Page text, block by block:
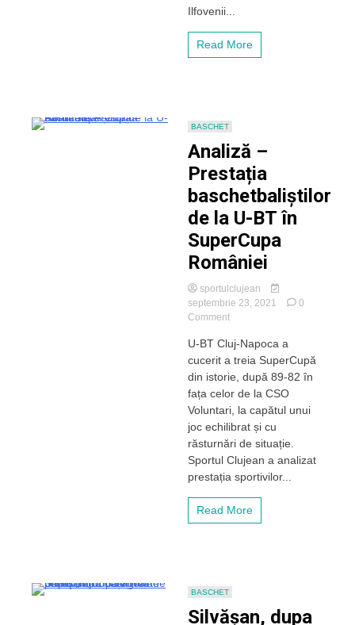
Meciul
cu
deținătoarea
Cupei
Ilfovenii...
Read More
BASCHET
Analiză –
Prestația
baschetbaliștilor
de la U-BT în
SuperCupa
României
sportulclujean
septembrie 23, 2021
0
Commenton
–
Prestația
baschetbaliștilor
U-
BT
în
SuperCupa
României
U-BT Cluj-Napoca a
cucerit a treia SuperCupă
din istorie, după 89-82 în
fața celor de la CSO
Voluntari, la capătul unui
joc echilibrat și cu
răsturnări de situație.
Sportul Clujean a analizat
prestația sportivilor...
Read More
BASCHET
Silvășan, dupa